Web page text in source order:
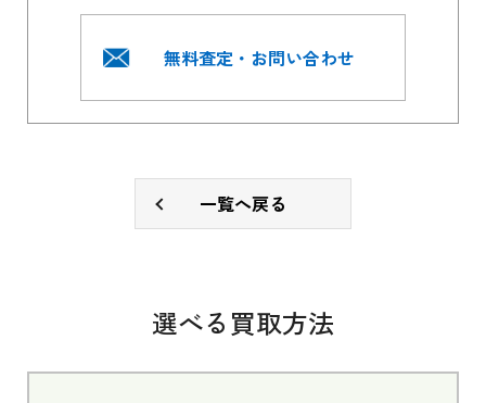
無料査定・お問い合わせ
一覧へ戻る
選べる買取方法